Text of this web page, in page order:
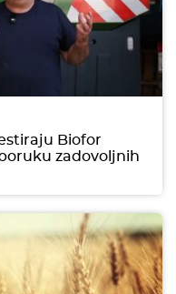
Biofor
zadovoljnih